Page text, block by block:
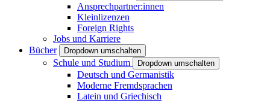
Ansprechpartner:innen
Kleinlizenzen
Foreign Rights
Jobs und Karriere
Bücher
Dropdown umschalten
Schule und Studium Dropdown umschalten
Deutsch und Germanistik
Moderne Fremdsprachen
Latein und Griechisch